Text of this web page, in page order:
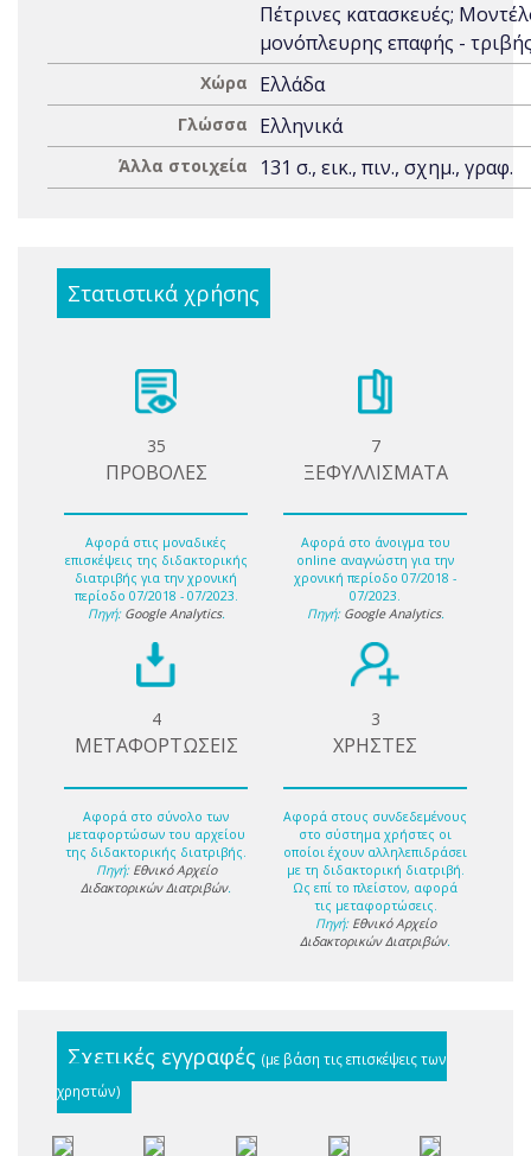
Πέτρινες κατασκευές;
μονόπλευρης επαφής -
Χώρα Ελλάδα
Γλώσσα Ελληνικά
Άλλα στοιχεία 131 σ., εικ., πιν., σχημ., γραφ.
Στατιστικά χρήσης
35
ΠΡΟΒΟΛΕΣ
Αφορά στις μοναδικές
επισκέψεις της διδακτορικής
διατριβής για την χρονική
περίοδο 07/2018 - 07/2023.
Πηγή: Google Analytics.
7
ΞΕΦΥΛΛΙΣΜΑΤΑ
Αφορά στο άνοιγμα του
online αναγνώστη για την
χρονική περίοδο 07/2018 -
07/2023.
Πηγή: Google Analytics.
4
ΜΕΤΑΦΟΡΤΩΣΕΙΣ
Αφορά στο σύνολο των
μεταφορτώσων του αρχείου
της διδακτορικής διατριβής.
Πηγή: Εθνικό Αρχείο
Διδακτορικών Διατριβών.
3
ΧΡΗΣΤΕΣ
Αφορά στους συνδεδεμένους
στο σύστημα χρήστες οι
οποίοι έχουν αλληλεπιδράσει
με τη διδακτορική διατριβή.
Ως επί το πλείστον, αφορά
τις μεταφορτώσεις.
Πηγή: Εθνικό Αρχείο
Διδακτορικών Διατριβών.
Σχετικές εγγραφές (με βάση τις επισκέψεις των
χρηστών)